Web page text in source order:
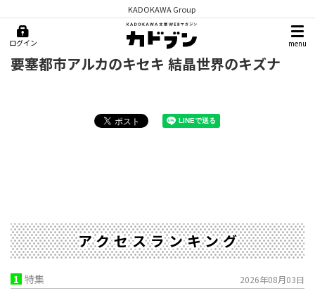
KADOKAWA Group
ログイン menu
要塞都市アルカのキセキ 結晶世界のキズナ
アクセスランキング
1 特集 2026年08月03日